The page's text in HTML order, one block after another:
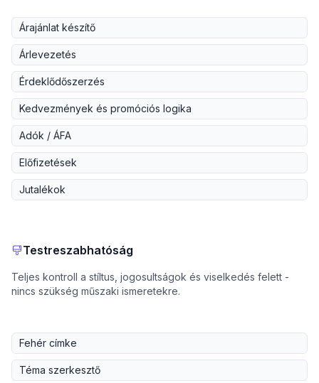
Árajánlat készítő
Árlevezetés
Érdeklődőszerzés
Kedvezmények és promóciós logika
Adók / ÁFA
Előfizetések
Jutalékok
Testreszabhatóság
Teljes kontroll a stíltus, jogosultságok és viselkedés felett -
nincs szükség műszaki ismeretekre.
Fehér címke
Téma szerkesztő